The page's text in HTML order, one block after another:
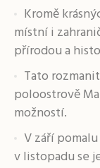
Kromě
místní i
přírodou a
Tato
poloostrově
možností.
V září pomalu
v listopadu se